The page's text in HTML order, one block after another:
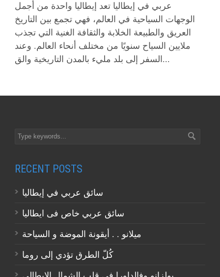
عربي في إيطاليا تعد إيطاليا واحدة من أجمل
الوجهات السياحية في العالم، فهي تجمع بين التاريخ
العريق والطبيعة الخلابة والثقافة الغنية التي تجذب
ملايين السياح سنويًا من مختلف أنحاء العالم. وعند
السفر إلى بلد مليء بالمدن التاريخية والق...
RECENT POSTS
سائق عربي في إيطاليا
سائق عربي خاص فى ايطاليا
كُلّ الطرق تؤدي إلى روما